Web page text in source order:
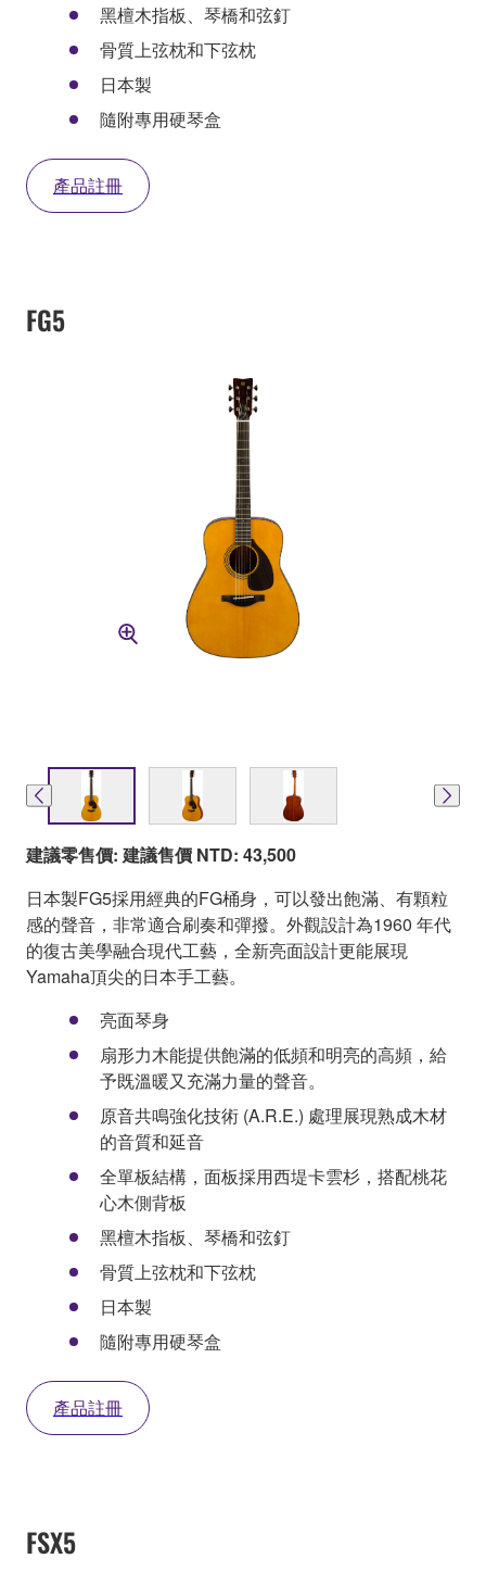
黑檀木指板、琴橋和弦釘
骨質上弦枕和下弦枕
日本製
隨附專用硬琴盒
產品註冊
FG5
建議零售價: 建議售價 NTD: 43,500
日本製FG5採用經典的FG桶身，可以發出飽滿、有顆粒
感的聲音，非常適合刷奏和彈撥。外觀設計為1960 年代
的復古美學融合現代工藝，全新亮面設計更能展現
Yamaha頂尖的日本手工藝。
亮面琴身
扇形力木能提供飽滿的低頻和明亮的高頻，給
予既溫暖又充滿力量的聲音。
原音共鳴強化技術 (A.R.E.) 處理展現熟成木材
的音質和延音
全單板結構，面板採用西堤卡雲杉，搭配桃花
心木側背板
黑檀木指板、琴橋和弦釘
骨質上弦枕和下弦枕
日本製
隨附專用硬琴盒
產品註冊
FSX5